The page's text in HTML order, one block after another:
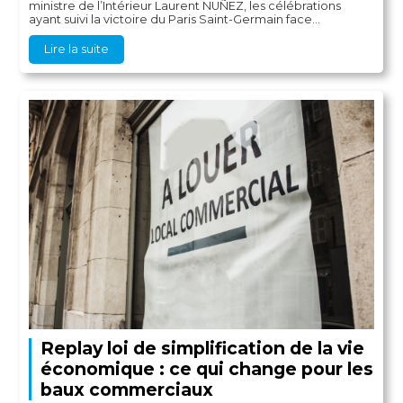
ministre de l’Intérieur Laurent NUÑEZ, les célébrations
ayant suivi la victoire du Paris Saint-Germain face...
Lire la suite
Replay loi de simplification de la vie
économique : ce qui change pour les
baux commerciaux